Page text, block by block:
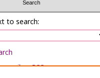
to search:
email orRSS